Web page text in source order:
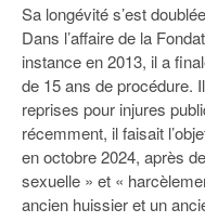
Sa longévité s’est
Dans l’affaire de la
instance en 2013, il a
de 15 ans de procédure.
reprises pour injures
récemment, il faisait
en octobre 2024, après
sexuelle » et «
ancien huissier et un